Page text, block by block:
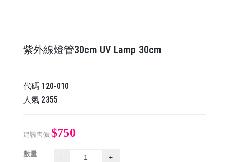
紫外線燈管30cm UV Lamp 30cm
代碼 120-010
人氣 2355
建議售價 $750
數量 - +